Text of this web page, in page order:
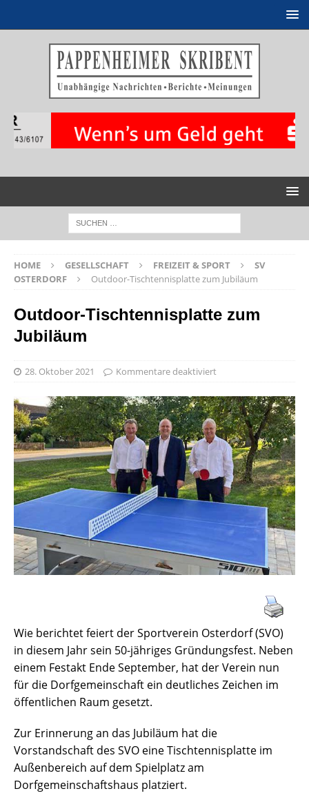
HOME GESELLSCHAFT FREIZEIT & SPORT
SV
OSTERDORF
Outdoor-Tischtennisplatte zum Jubiläum
Outdoor-Tischtennisplatte zum
Jubiläum
28. Oktober 2021 Kommentare deaktiviert
Wie berichtet feiert der Sportverein Osterdorf (SVO)
in diesem Jahr sein 50-jähriges Gründungsfest. Neben
einem Festakt Ende September, hat der Verein nun
für die Dorfgemeinschaft ein deutliches Zeichen im
öffentlichen Raum gesetzt.
Zur Erinnerung an das Jubiläum hat die
Vorstandschaft des SVO eine Tischtennisplatte im
Außenbereich auf dem Spielplatz am
Dorfgemeinschaftshaus platziert.